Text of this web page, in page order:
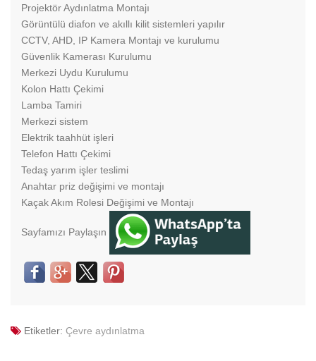
Projektör Aydınlatma Montajı
Görüntülü diafon ve akıllı kilit sistemleri yapılır
CCTV, AHD, IP Kamera Montajı ve kurulumu
Güvenlik Kamerası Kurulumu
Merkezi Uydu Kurulumu
Kolon Hattı Çekimi
Lamba Tamiri
Merkezi sistem
Elektrik taahhüt işleri
Telefon Hattı Çekimi
Tedaş yarım işler teslimi
Anahtar priz değişimi ve montajı
Kaçak Akım Rolesi Değişimi ve Montajı
Sayfamızı Paylaşın
Etiketler: Çevre aydınlatma